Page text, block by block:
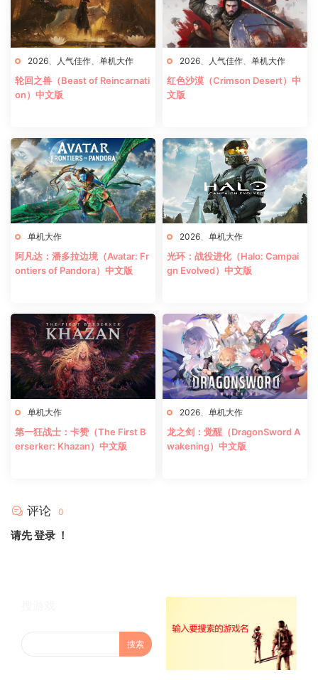
2026 人气佳作 单机大作
轮回之兽（Beast of Reincarnati
on）中文版
2026 人气佳作 单机大作
红色沙漠（Crimson Desert）中
文版
单机大作
阿凡达：潘多拉边境（Avatar: Fr
ontiers of Pandora）中文版
2026 单机大作
光环：战役进化（Halo: Campai
gn Evolved）中文版
单机大作
第一狂战士：卡赞（The First B
erserker: Khazan）中文版
2026 单机大作
龙之剑：觉醒（DragonSword A
wakening）中文版
评论 0
请先登录 ！